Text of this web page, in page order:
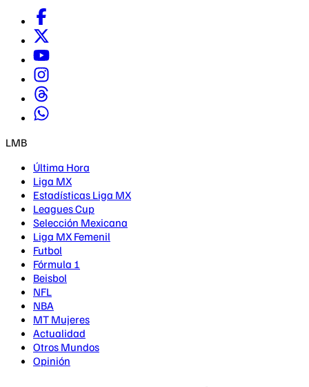
LMB
Última Hora
Liga MX
Estadísticas Liga MX
Leagues Cup
Selección Mexicana
Liga MX Femenil
Futbol
Fórmula 1
Beisbol
NFL
NBA
MT Mujeres
Actualidad
Otros Mundos
Opinión